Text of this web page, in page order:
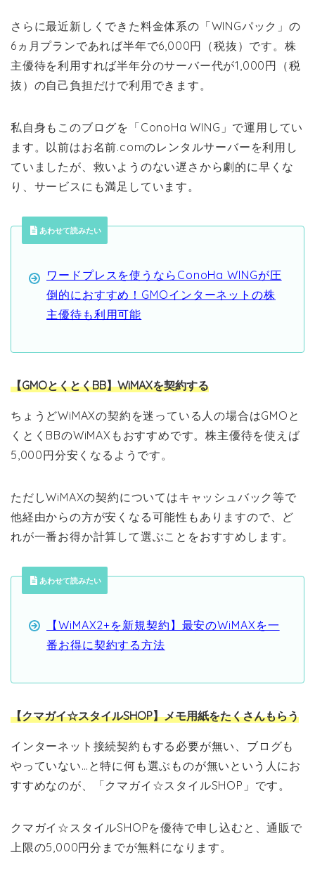
さらに最近新しくできた料金体系の「WINGパック」の
6ヵ月プランであれば半年で6,000円（税抜）です。株
主優待を利用すれば半年分のサーバー代が1,000円（税
抜）の自己負担だけで利用できます。
私自身もこのブログを「ConoHa WING」で運用してい
ます。以前はお名前.comのレンタルサーバーを利用し
ていましたが、救いようのない遅さから劇的に早くな
り、サービスにも満足しています。
あわせて読みたい
ワードプレスを使うならConoHa WINGが圧
倒的におすすめ！GMOインターネットの株
主優待も利用可能
【GMOとくとくBB】WiMAXを契約する
ちょうどWiMAXの契約を迷っている人の場合はGMOと
くとくBBのWiMAXもおすすめです。株主優待を使えば
5,000円分安くなるようです。
ただしWiMAXの契約についてはキャッシュバック等で
他経由からの方が安くなる可能性もありますので、ど
れが一番お得か計算して選ぶことをおすすめします。
あわせて読みたい
【WiMAX2+を新規契約】最安のWiMAXを一
番お得に契約する方法
【クマガイ☆スタイルSHOP】メモ用紙をたくさんもらう
インターネット接続契約もする必要が無い、ブログも
やっていない…と特に何も選ぶものが無いという人にお
すすめなのが、「クマガイ☆スタイルSHOP」です。
クマガイ☆スタイルSHOPを優待で申し込むと、通販で
上限の5,000円分までが無料になります。